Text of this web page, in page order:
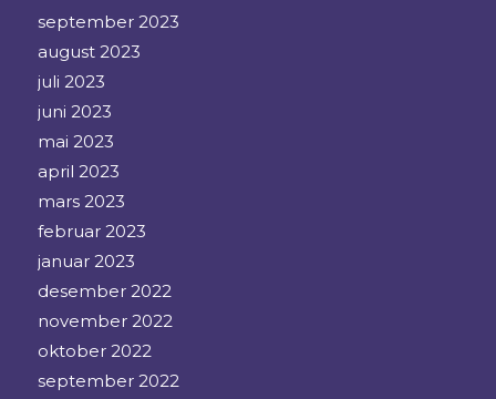
september 2023
august 2023
juli 2023
juni 2023
mai 2023
april 2023
mars 2023
februar 2023
januar 2023
desember 2022
november 2022
oktober 2022
september 2022